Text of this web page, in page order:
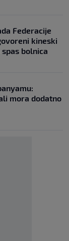
Federacije
kineski
bolnica
mora dodatno